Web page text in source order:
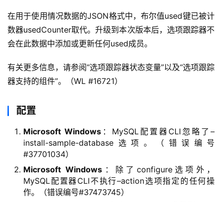
在用于使用情况数据的JSON格式中，布尔值used键已被计
数器usedCounter取代。升级到本次版本后，选项跟踪器不
会在此数据中添加或更新任何used成员。
有关更多信息，请参阅“选项跟踪器状态变量”以及“选项跟踪
器支持的组件”。（WL #16721）
配置
Microsoft Windows ：MySQL配置器CLI忽略了–
install-sample-database选项。（错误编号
#37701034）
Microsoft Windows ：除了configure选项外，
MySQL配置器CLI不执行–action选项指定的任何操
作。（错误编号#37473745）